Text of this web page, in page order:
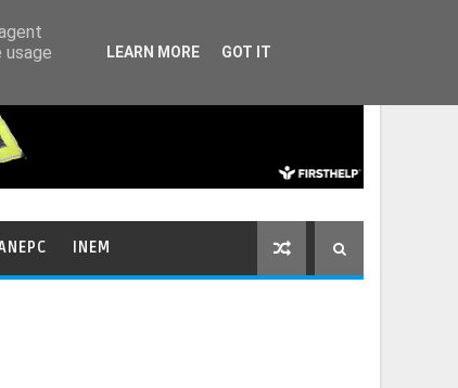
INEM
LEARN MORE GOT IT